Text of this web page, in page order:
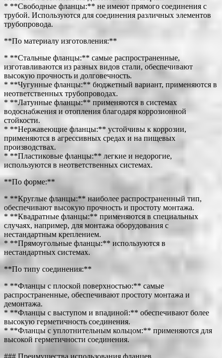
* **Свободные фланцы:** не имеют прямого соединения с
трубой. Используются для соединения различных элементов
трубопровода.
**По материалу изготовления:**
* **Стальные фланцы:** самые распространенные,
изготавливаются из разных видов стали, обеспечивают
высокую прочность и долговечность.
* **Чугунные фланцы:** бюджетный вариант, применяются в
неответственных трубопроводах.
* **Латунные фланцы:** применяются в системах
водоснабжения и отопления благодаря коррозионной
стойкости.
* **Нержавеющие фланцы:** устойчивы к коррозии,
применяются в агрессивных средах и на пищевых
производствах.
* **Пластиковые фланцы:** легкие и недорогие,
используются в неответственных системах.
**По форме:**
* **Круглые фланцы:** наиболее распространенный тип,
обеспечивают высокую прочность и простоту монтажа.
* **Квадратные фланцы:** применяются в специальных
случаях, например, для монтажа оборудования с
нестандартным креплением.
* **Прямоугольные фланцы:** используются в
нестандартных системах.
**По типу соединения:**
* **Фланцы с плоской поверхностью:** самые
распространенные, обеспечивают простоту монтажа и
демонтажа.
* **Фланцы с выступом и впадиной:** обеспечивают более
высокую герметичность соединения.
* **Фланцы с уплотнительным кольцом:** применяются для
высокой герметичности соединения.
### Преимущества использования фланцев